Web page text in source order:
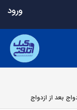
ورود
بعد از ازدواج